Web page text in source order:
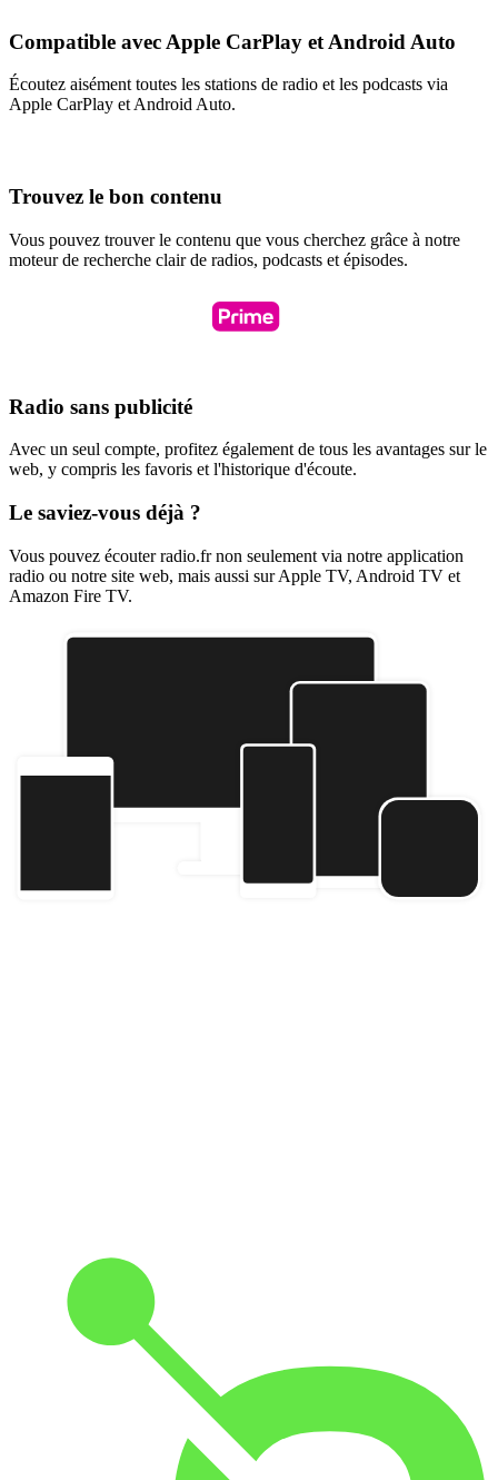
Compatible avec Apple CarPlay et Android Auto
Écoutez aisément toutes les stations de radio et les podcasts via
Apple CarPlay et Android Auto.
Trouvez le bon contenu
Vous pouvez trouver le contenu que vous cherchez grâce à notre
moteur de recherche clair de radios, podcasts et épisodes.
Radio sans publicité
Avec un seul compte, profitez également de tous les avantages sur le
web, y compris les favoris et l'historique d'écoute.
Le saviez-vous déjà ?
Vous pouvez écouter radio.fr non seulement via notre application
radio ou notre site web, mais aussi sur Apple TV, Android TV et
Amazon Fire TV.